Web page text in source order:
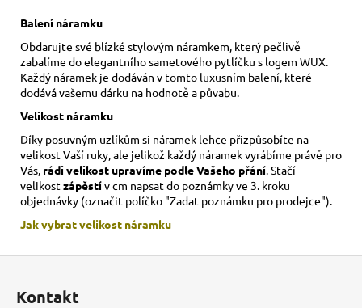
Balení náramku
Obdarujte své blízké stylovým náramkem, který pečlivě
zabalíme do elegantního sametového pytlíčku s logem WUX.
Každý náramek je dodáván v tomto luxusním balení, které
dodává vašemu dárku na hodnotě a půvabu.
Velikost náramku
Díky posuvným uzlíkům si náramek lehce přizpůsobíte na
velikost Vaší ruky, ale jelikož každý náramek vyrábíme právě pro
Vás, rádi velikost upravíme podle Vašeho přání . Stačí
velikostzápěstív cm napsat do poznámky ve 3. kroku
objednávky (označit políčko "Zadat poznámku pro prodejce").
Jak vybrat velikost náramku
Kontakt